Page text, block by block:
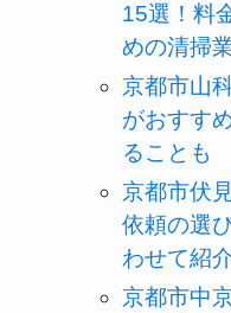
15選！料
めの清掃
京都市山
がおすす
ることも
京都市伏
依頼の選
わせて紹
京都市中